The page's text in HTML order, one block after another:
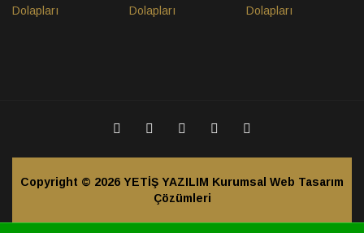
Copyright © 2026 YETİŞ YAZILIM Kurumsal Web Tasarım
Çözümleri